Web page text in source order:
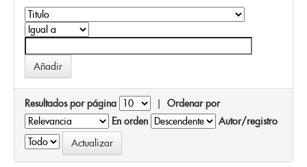
Resultados por página | Ordenar por
En orden
Autor/registro